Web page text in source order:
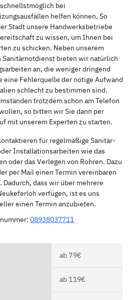
bei
helfen können. So
Stadt unsere Handwerksbetriebe
zu wissen, um Ihnen bei
zu schicken. Neben unserem
Sanitärnotdienst bieten wir natürlich
an, die weniger dringend
eine Fehlerquelle der nötige Aufwand
schlecht zu bestimmen sind.
trotzdem schon am Telefon
so bitten wir Sie dann per
mit unserem Experten zu starten.
für regelmäßige Sanitär-
Installationsarbeiten wie das
oder das Verlegen von Rohren. Dazu
per Mail einen Termin vereinbaren
Dadurch, dass wir über mehrere
verfügen, ist es uns
einen Termin anzubieten.
08938037711
ab 79€
ab 119€